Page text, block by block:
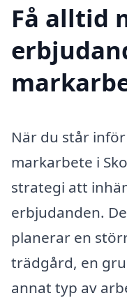
Få alltid
När du står
markarbete i
strategi att
erbjudanden.
planerar en
trädgård, en
annat typ av